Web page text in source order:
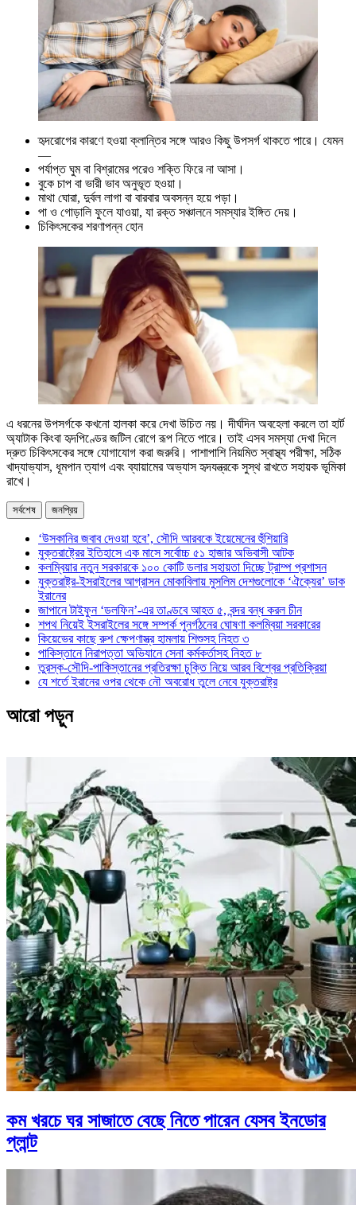
হৃদরোগের কারণে হওয়া ক্লান্তির সঙ্গে আরও কিছু উপসর্গ থাকতে পারে। যেমন
—
পর্যাপ্ত ঘুম বা বিশ্রামের পরেও শক্তি ফিরে না আসা।
বুকে চাপ বা ভারী ভাব অনুভূত হওয়া।
মাথা ঘোরা, দুর্বল লাগা বা বারবার অবসন্ন হয়ে পড়া।
পা ও গোড়ালি ফুলে যাওয়া, যা রক্ত সঞ্চালনে সমস্যার ইঙ্গিত দেয়।
চিকিৎসকের শরণাপন্ন হোন
এ ধরনের উপসর্গকে কখনো হালকা করে দেখা উচিত নয়। দীর্ঘদিন অবহেলা করলে তা হার্ট
অ্যাটাক কিংবা হৃদপিণ্ডের জটিল রোগে রূপ নিতে পারে। তাই এসব সমস্যা দেখা দিলে
দ্রুত চিকিৎসকের সঙ্গে যোগাযোগ করা জরুরি। পাশাপাশি নিয়মিত স্বাস্থ্য পরীক্ষা, সঠিক
খাদ্যাভ্যাস, ধূমপান ত্যাগ এবং ব্যায়ামের অভ্যাস হৃদযন্ত্রকে সুস্থ রাখতে সহায়ক ভূমিকা
রাখে।
সর্বশেষ জনপ্রিয়
‘উসকানির জবাব দেওয়া হবে’, সৌদি আরবকে ইয়েমেনের হুঁশিয়ারি
যুক্তরাষ্ট্রের ইতিহাসে এক মাসে সর্বোচ্চ ৫১ হাজার অভিবাসী আটক
কলম্বিয়ার নতুন সরকারকে ১০০ কোটি ডলার সহায়তা দিচ্ছে ট্রাম্প প্রশাসন
যুক্তরাষ্ট্র-ইসরাইলের আগ্রাসন মোকাবিলায় মুসলিম দেশগুলোকে ‘ঐক্যের’ ডাক
ইরানের
জাপানে টাইফুন ‘ডলফিন’-এর তাণ্ডবে আহত ৫, বন্দর বন্ধ করল চীন
শপথ নিয়েই ইসরাইলের সঙ্গে সম্পর্ক পুনর্গঠনের ঘোষণা কলম্বিয়া সরকারের
কিয়েভের কাছে রুশ ক্ষেপণাস্ত্র হামলায় শিশুসহ নিহত ৩
পাকিস্তানে নিরাপত্তা অভিযানে সেনা কর্মকর্তাসহ নিহত ৮
তুরস্ক-সৌদি-পাকিস্তানের প্রতিরক্ষা চুক্তি নিয়ে আরব বিশ্বের প্রতিক্রিয়া
যে শর্তে ইরানের ওপর থেকে নৌ অবরোধ তুলে নেবে যুক্তরাষ্ট্র
আরো পড়ুন
কম খরচে ঘর সাজাতে বেছে নিতে পারেন যেসব ইনডোর
প্লান্ট